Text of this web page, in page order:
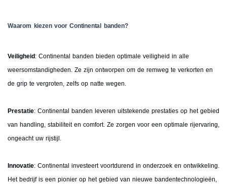
Waarom kiezen voor Continental banden?
Veiligheid : Continental banden bieden optimale veiligheid in alle
weersomstandigheden. Ze zijn ontworpen om de remweg te verkorten en
de grip te vergroten, zelfs op natte wegen.
Prestatie: Continental banden leveren uitstekende prestaties op het gebied
van handling, stabiliteit en comfort. Ze zorgen voor een optimale rijervaring,
ongeacht uw rijstijl.
Innovatie: Continental investeert voortdurend in onderzoek en ontwikkeling.
Het bedrijf is een pionier op het gebied van nieuwe bandentechnologieën,